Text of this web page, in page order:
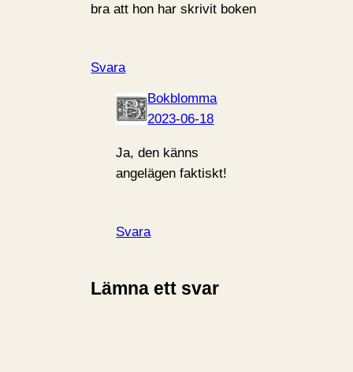
bra att hon har skrivit boken
Svara
Bokblomma
2023-06-18
Ja, den känns
angelägen faktiskt!
Svara
Lämna ett svar